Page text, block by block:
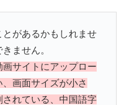
があるかもしれませ
ません。
画サイトにアップロー
画面サイズが小さ
れている、中国語字